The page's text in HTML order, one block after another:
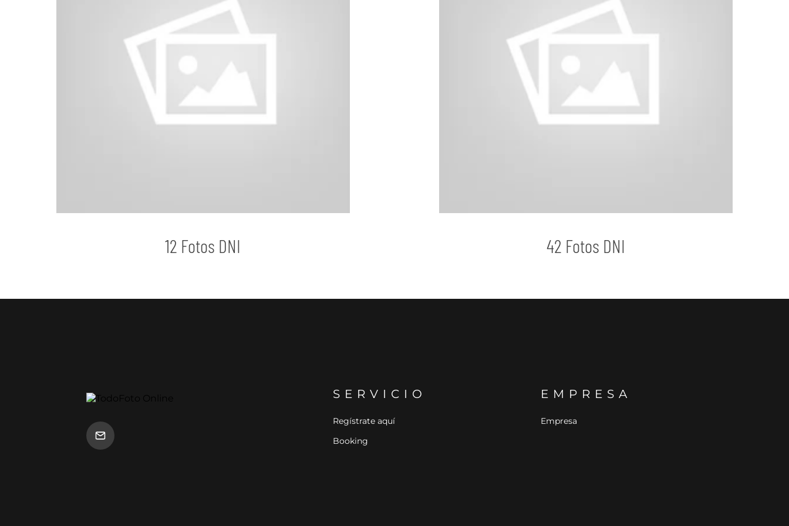
12 Fotos DNI 42 Fotos DNI
SERVICIO
Regístrate aquí
Booking
EMPRESA
Empresa